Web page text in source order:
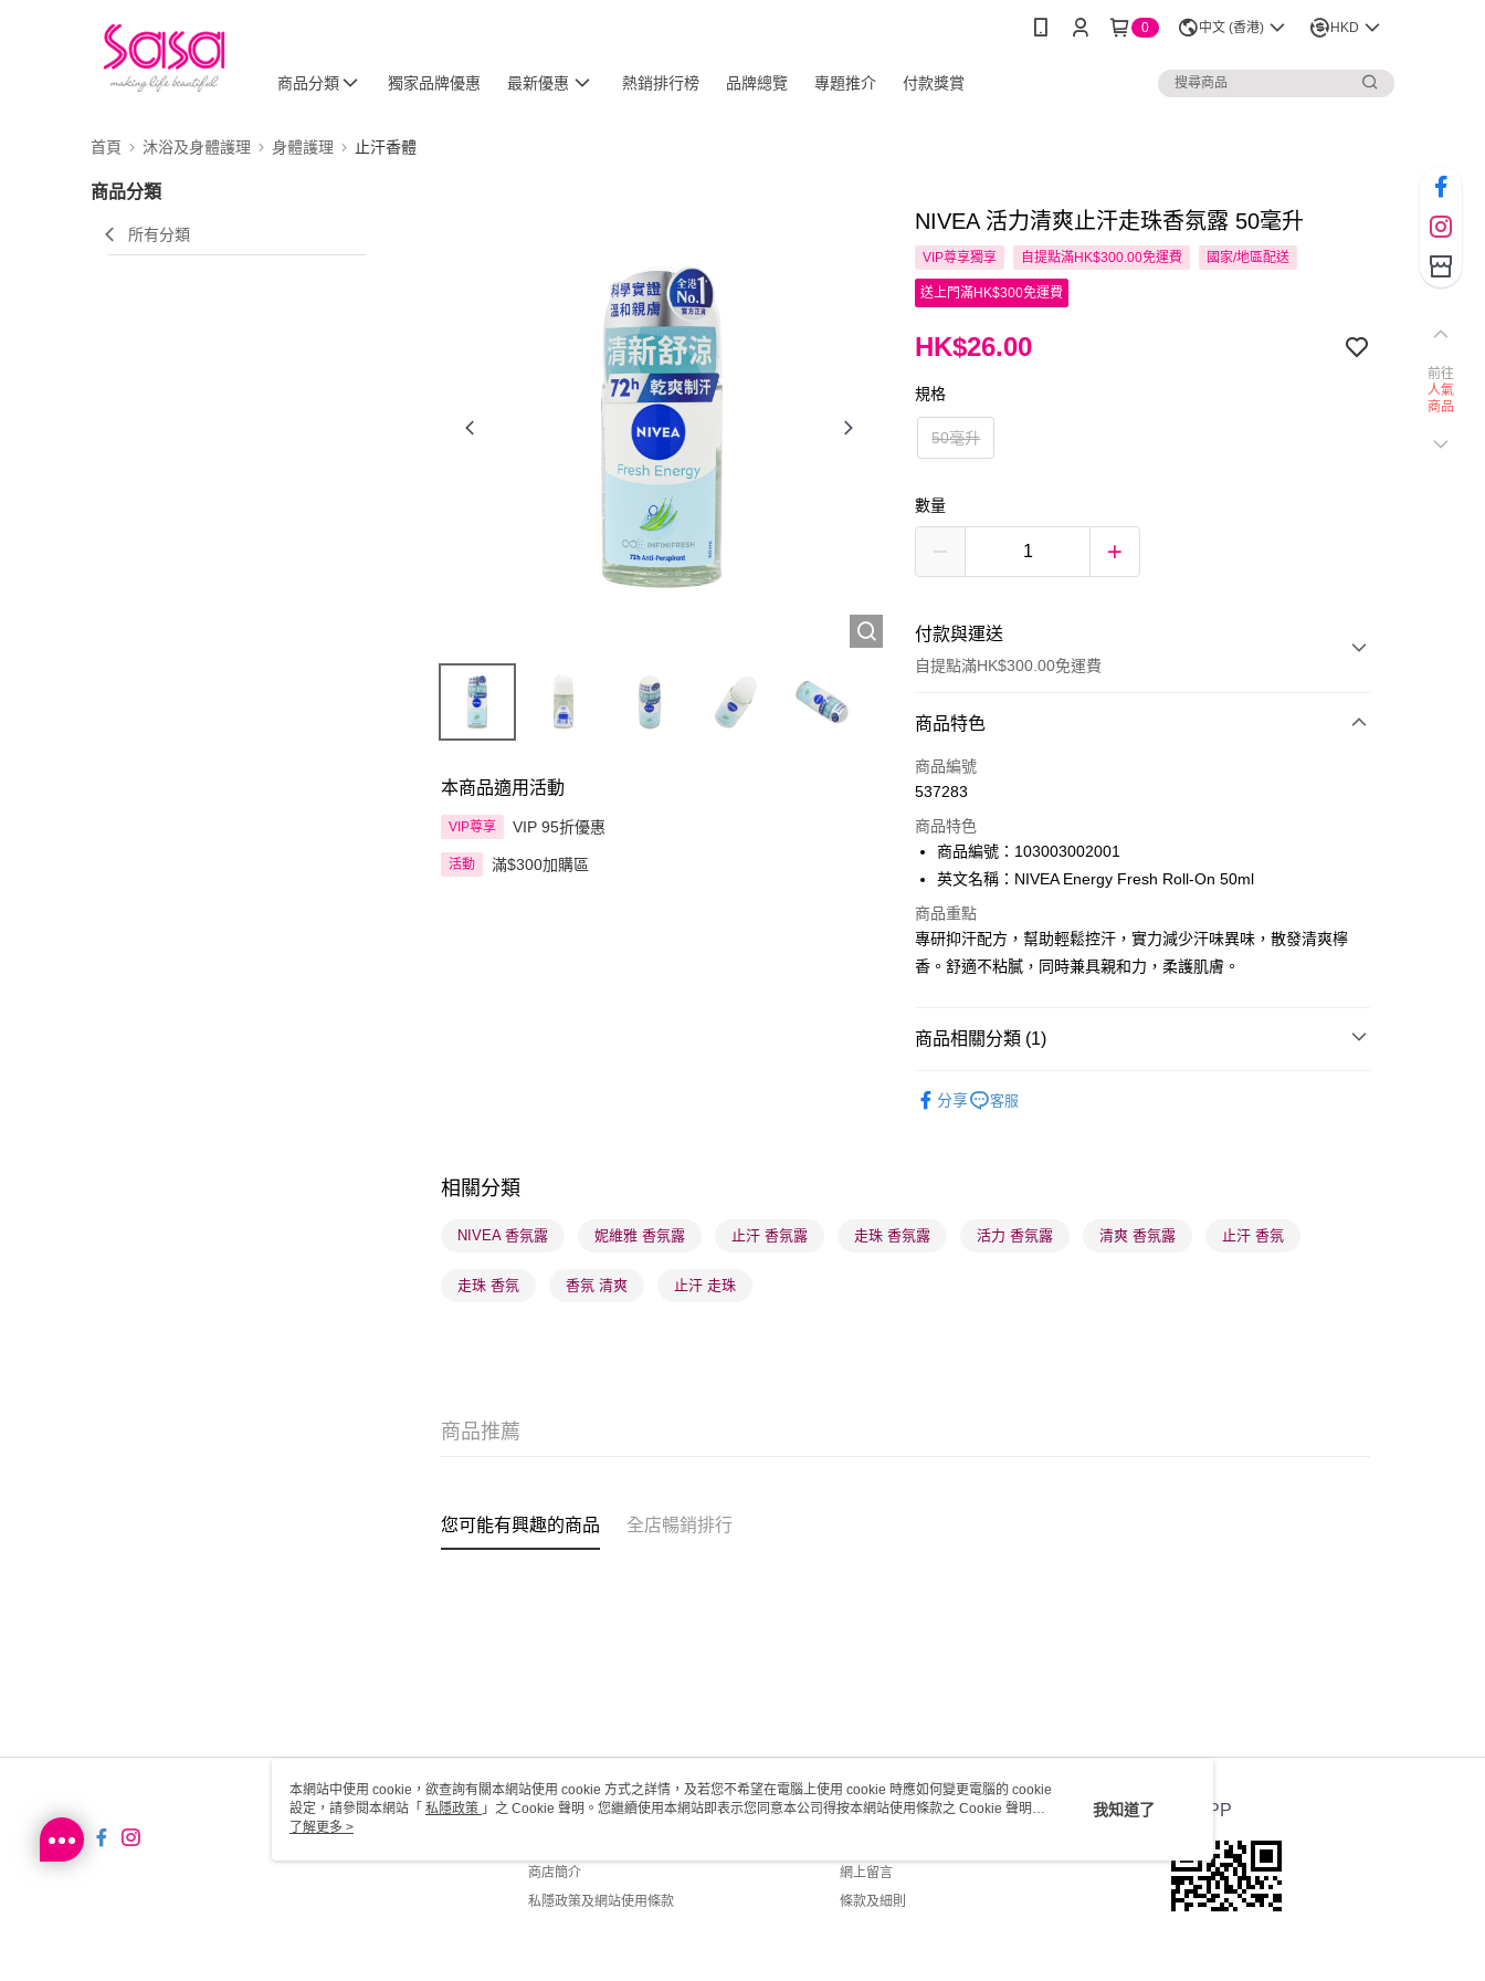
0 中文 (香港) HKD
商品分類 獨家品牌優惠 最新優惠 熱銷排行榜 品牌總覽 專題推介 付款獎賞
首頁 沐浴及身體護理 身體護理 止汗香體
商品分類
所有分類
本商品適用活動
VIP尊享 VIP 95折優惠
活動 滿$300加購區
NIVEA 活力清爽止汗走珠香氛露 50毫升
VIP尊享獨享 自提點滿HK$300.00免運費 國家/地區配送
送上門滿HK$300免運費
HK$26.00
規格
50毫升
數量
付款與運送
自提點滿HK$300.00免運費
付款方式
信用卡
AlipayHK
PayMe
WeChat Pay
BoC Pay
送貨方式
每筆HK$65.00，滿HK$300.00或以上免運費
物流公司進行物流配送
商品特色
商品編號
537283
商品特色
商品編號：103003002001
英文名稱：NIVEA Energy Fresh Roll-On 50ml
商品重點
專研抑汗配方，幫助輕鬆控汗，實力減少汗味異味，散發清爽檸
香。舒適不粘膩，同時兼具親和力，柔護肌膚。
商品相關分類 (1)
分享
客服
相關分類
NIVEA 香氛露 妮維雅 香氛露 止汗 香氛露 走珠 香氛露 活力 香氛露 清爽 香氛露 止汗 香氛
走珠 香氛 香氛 清爽 止汗 走珠
商品推薦
您可能有興趣的商品 全店暢銷排行
關於我們
商店簡介
私隱政策及網站使用條款
客戶服務
網上留言
條款及細則
官方APP
前往
人氣
商品
本網站中使用 cookie，欲查詢有關本網站使用 cookie 方式之詳情，及若您不希望在電腦上使用 cookie 時應如何變更電腦的 cookie
設定，請參閱本網站「 私隱政策 」之 Cookie 聲明。您繼續使用本網站即表示您同意本公司得按本網站使用條款之 Cookie 聲明使
用 cookie。
了解更多 >
我知道了